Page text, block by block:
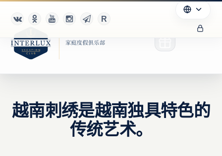
俱乐部
越南刺绣是越南独具特色的
传统艺术。